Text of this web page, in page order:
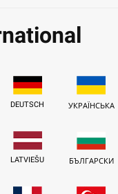
DEUTSCH УКРАЇНСЬКА
LATVIEŠU БЪЛГАРСКИ